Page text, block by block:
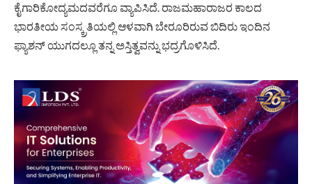
ಕೈಗಾರಿಕೋದ್ಯಮದವರೆಗೂ ವ್ಯಾಪಿಸಿದೆ. ರಾಜಮಹಾರಾಜರ ಕಾಲದ
ಭಾರತೀಯ ಸಂಸ್ಕ್ರತಿಯಲ್ಲಿ ಆಳವಾಗಿ ಬೇರೂರಿರುವ ಬಿದಿರು ಇಂದಿನ
ಫ್ಯಾಶನ್ ಯುಗದಲ್ಲೂ ತನ್ನ ಅಸ್ತಿತ್ವವನ್ನು ಭದ್ರಗೊಳಿಸಿದೆ.